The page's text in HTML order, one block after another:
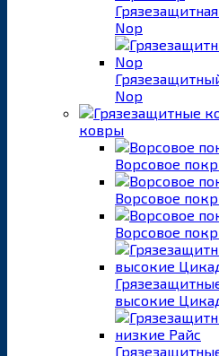
Nop
Nop
ковры
Ворсовое
Ворсовое
Ворсовое
высокие